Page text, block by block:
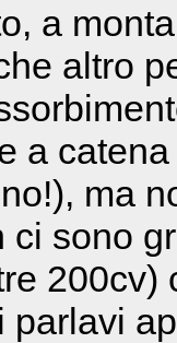
a
altro
a
ma
ci sono
200cv)